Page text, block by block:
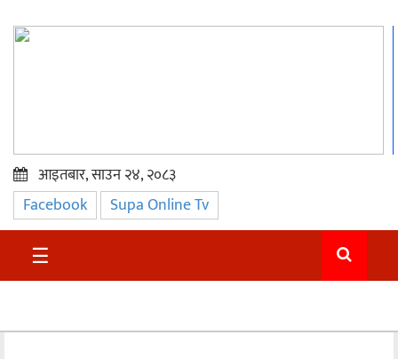
प्रमुख
समाचार
सुदुर
आइतबार, साउन २४, २०८३
Facebook Supa Online Tv
☰